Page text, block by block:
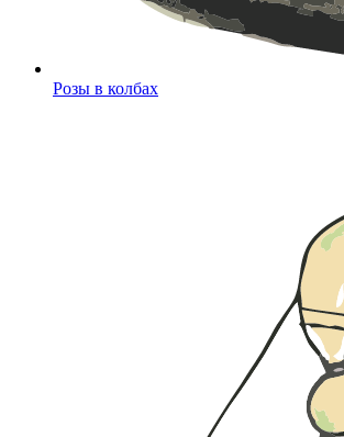
Розы в колбах